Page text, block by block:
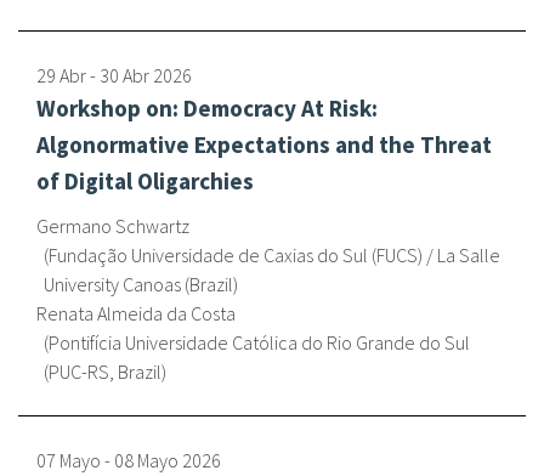
29 Abr- 30 Abr 2026
Workshop on: Democracy At Risk:
Algonormative Expectations and the Threat
of Digital Oligarchies
Germano Schwartz
Fundação Universidade de Caxias do Sul (FUCS) / La Salle
University Canoas (Brazil
Renata Almeida da Costa
Pontifícia Universidade Católica do Rio Grande do Sul
(PUC-RS, Brazil
07 Mayo - 08 Mayo 2026